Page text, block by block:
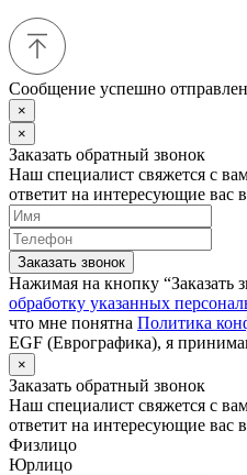
Сообщение успешно
×
×
Заказать обратный звонок
Наш специалист свяжется с
ответит на интересующие вас
Заказать звонок
Нажимая на кнопку “Заказать
обработку указанных
что мне понятна Политика
EGF (Еврографика), я
×
Заказать обратный звонок
Наш специалист свяжется с
ответит на интересующие вас
Физлицо
Юрлицо